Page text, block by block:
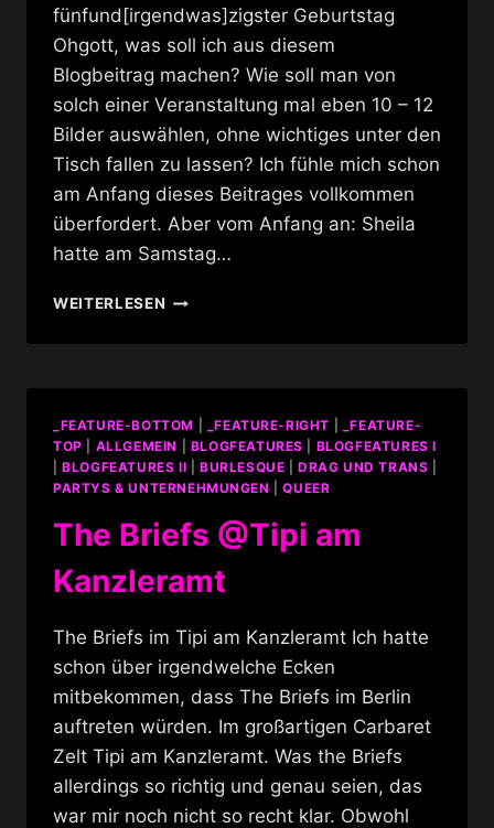
fünfund[irgendwas]zigster Geburtstag
Ohgott, was soll ich aus diesem
Blogbeitrag machen? Wie soll man von
solch einer Veranstaltung mal eben 10 – 12
Bilder auswählen, ohne wichtiges unter den
Tisch fallen zu lassen? Ich fühle mich schon
am Anfang dieses Beitrages vollkommen
überfordert. Aber vom Anfang an: Sheila
hatte am Samstag…
WEITERLESENQUEER
FESTIVAL
SHEILAS
FÜNFUND[IRGENDWAS]ZIGSTER
GEBURTSTAG
_FEATURE-BOTTOM _FEATURE-RIGHT
_FEATURE-
TOP
ALLGEMEIN BLOGFEATURES
BLOGFEATURES I
|BLOGFEATURES II BURLESQUE |DRAG UND TRANS
PARTYS & UNTERNEHMUNGEN
|QUEER
The Briefs @Tipi am
Kanzleramt
The Briefs im Tipi am Kanzleramt Ich hatte
schon über irgendwelche Ecken
mitbekommen, dass The Briefs im Berlin
auftreten würden. Im großartigen Carbaret
Zelt Tipi am Kanzleramt. Was the Briefs
allerdings so richtig und genau seien, das
war mir noch nicht so recht klar. Obwohl